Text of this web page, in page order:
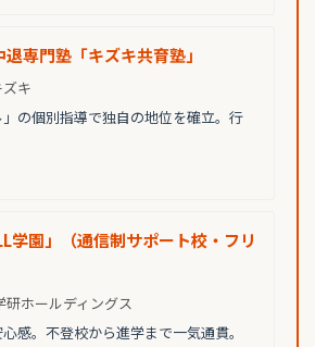
専門塾「キズキ共育塾」
キ
の個別指導で独自の地位を確立。行
学園」（通信制サポート校・フリ
ホールディングス
感。不登校から進学まで一気通貫。